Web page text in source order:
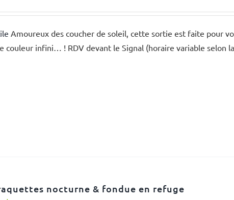
Amoureux des coucher de soleil, cette sortie est faite pour
couleur infini… ! RDV devant le Signal (horaire variable selon
nocturne & fondue en refuge